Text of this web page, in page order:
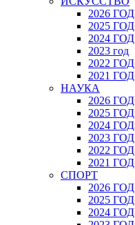
2026 ГОД
2025 ГОД
2024 ГОД
2023 год
2022 ГОД
2021 ГОД
НАУКА
2026 ГОД
2025 ГОД
2024 ГОД
2023 ГОД
2022 ГОД
2021 ГОД
СПОРТ
2026 ГОД
2025 ГОД
2024 ГОД